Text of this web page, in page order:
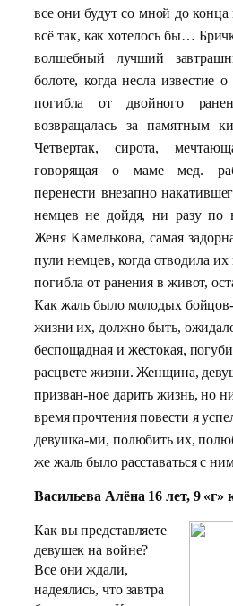
все они будут со мной до конца
всё так, как хотелось бы…
волшебный лучший
болоте, когда несла известие
погибла от двойного
возвращалась за памятным
Четвертак, сирота,
говорящая о маме мед.
перенести внезапно
немцев не дойдя, ни разу по
Женя Камелькова, самая
пули немцев, когда отводила
погибла от ранения в живот,
Как жаль было молодых
жизни их, должно быть,
беспощадная и жестокая,
расцвете жизни. Женщина,
призван-ное дарить жизнь, но
время прочтения повести я
девушка-ми, полюбить их,
же жаль было расставаться с
Васильева Алёна 16 лет, 9 «г»
Как вы представляете
девушек на войне?
Все они ждали,
надеялись, что завтра